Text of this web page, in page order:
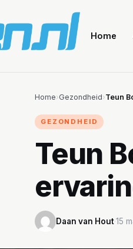
Home
Home›Gezondheid›Teun
GEZONDHEID
Teun
Daan van Hout·15